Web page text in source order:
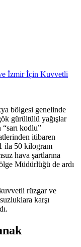
bölgesi genelinde
gürültülü yağışlar
kodlu”
itibaren
ila 50 kilogram
hava şartlarına
Müdürlüğü de ardı
rüzgar ve
karşı